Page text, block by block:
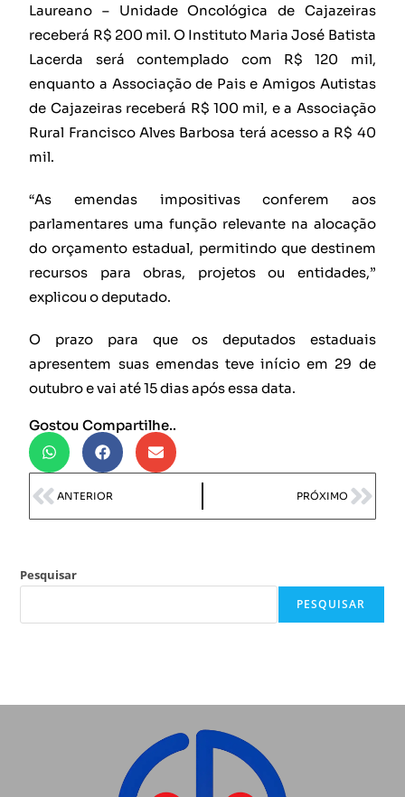
Laureano – Unidade Oncológica de Cajazeiras
receberá R$ 200 mil. O Instituto Maria José Batista
Lacerda será contemplado com R$ 120 mil,
enquanto a Associação de Pais e Amigos Autistas
de Cajazeiras receberá R$ 100 mil, e a Associação
Rural Francisco Alves Barbosa terá acesso a R$ 40
mil.
“As emendas impositivas conferem aos
parlamentares uma função relevante na alocação
do orçamento estadual, permitindo que destinem
recursos para obras, projetos ou entidades,”
explicou o deputado.
O prazo para que os deputados estaduais
apresentem suas emendas teve início em 29 de
outubro e vai até 15 dias após essa data.
Gostou Compartilhe..
ANTERIOR PRÓXIMO
Pesquisar
PESQUISAR